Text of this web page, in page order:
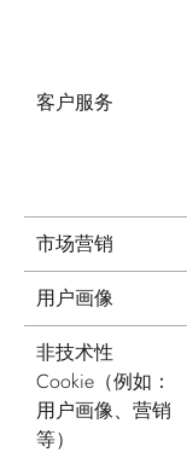
客户服务
市场营销
用户画像
非技术性
Cookie（例如：
用户画像、营销
等）